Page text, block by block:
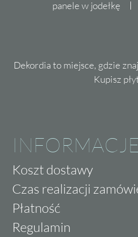
panele w jodełkę
Dekordia to miejsce, gdzie
Kupisz
INFORMACJE
Koszt dostawy
Czas realizacji
Płatność
Regulamin